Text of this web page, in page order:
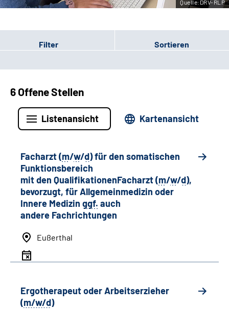
Gebärdensprache
Quelle:DRV-RLP
Filter Sortieren
6 Offene Stellen
Listenansicht Kartenansicht
Facharzt (m/w/d) für den somatischen
Funktionsbereich
mit den QualifikationenFacharzt (m/w/d),
bevorzugt, für Allgemeinmedizin oder
Innere Medizin ggf. auch
andere Fachrichtungen
Eußerthal
Ergotherapeut oder Arbeitserzieher
(m/w/d)